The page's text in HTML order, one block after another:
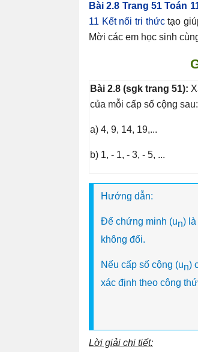
Bài 2.8 Trang 51 Toán
11 Kết nối tri thứctạo
Mời các em học sinh
Bài 2.8 (sgk trang 51):
của mỗi cấp số cộng sau:
a) 4, 9, 14, 19,...
b) 1, - 1, - 3, - 5, ...
Hướng dẫn:
Để chứng minh (un)
không đổi.
Nếu cấp số cộng (un)
xác định theo công
Lời giải chi tiết: